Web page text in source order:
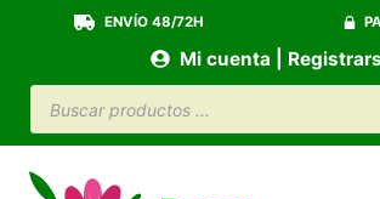
contenido
ENVÍO 48/72H
Búsqueda
de
productos
Mi cuenta |